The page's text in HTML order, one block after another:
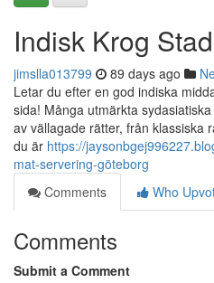
Indisk Krog
jimslla013799 89 days ago
Letar du efter en god indiska
sida! Många utmärkta
av vällagade rätter, från klassiska
du är https://
mat-servering-göteborg
Comments
Who
Comments
Submit a Comment